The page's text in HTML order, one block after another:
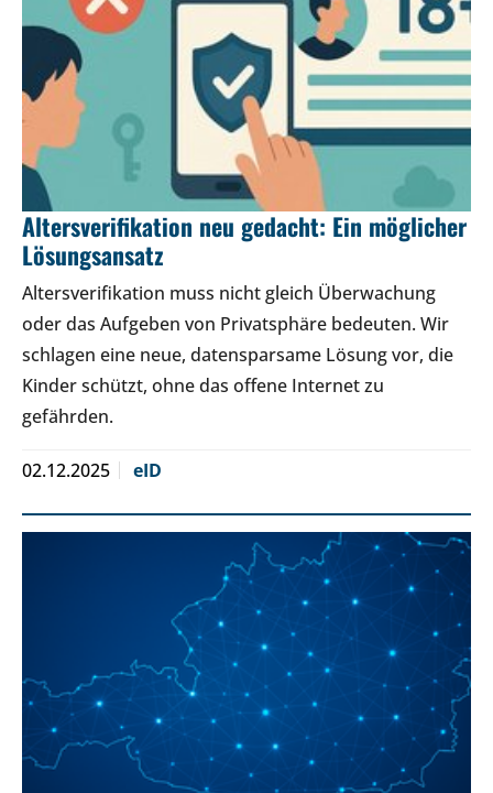
Altersverifikation neu gedacht: Ein möglicher
Lösungsansatz
Altersverifikation muss nicht gleich Überwachung
oder das Aufgeben von Privatsphäre bedeuten. Wir
schlagen eine neue, datensparsame Lösung vor, die
Kinder schützt, ohne das offene Internet zu
gefährden.
02.12.2025 eID